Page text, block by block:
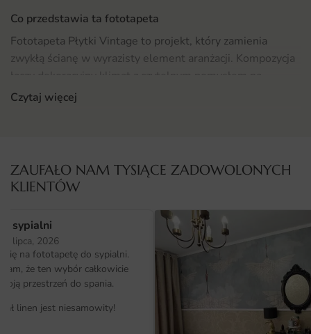
Co przedstawia ta fototapeta
Fototapeta Płytki Vintage to projekt, który zamienia
zwykłą ścianę w wyrazisty element aranżacji. Kompozycja
dekorację wnętrza.
pomieszczeniu charakter.
Gdzie sprawdzi się fototapeta Płytki Vintage
Fototapeta Płytki Vintage świetnie odnajdzie się w wielu
pomieszczeniach domu i mieszkania. Najlepiej eksponuje
się na największej, niezasłoniętej ścianie — za sofą,
łóżkiem, biurkiem lub stołem jadalnianym.
Motyw doskonale wpisuje się w aranżacje skandynawskie,
Czytaj więcej
ZAUFAŁO NAM TYSIĄCE ZADOWOLONYCH
KLIENTÓW
sypialni
lipca, 2026
się na fototapetę do sypialni.
że ten wybór całkowicie
przestrzeń do spania.
linen jest niesamowity!